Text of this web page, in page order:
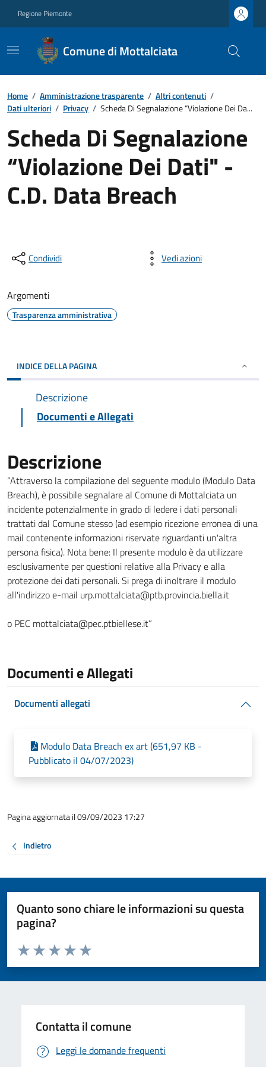
Regione Piemonte
Comune di Mottalciata
Home / Amministrazione trasparente / Altri contenuti /
Dati ulteriori / Privacy / Scheda Di Segnalazione “Violazione Dei Da...
Scheda Di Segnalazione
“Violazione Dei Dati" -
C.D. Data Breach
Condividi Vedi azioni
Argomenti
Trasparenza amministrativa
INDICE DELLA PAGINA
Descrizione
Documenti e Allegati
Descrizione
“Attraverso la compilazione del seguente modulo (Modulo Data
Breach), è possibile segnalare al Comune di Mottalciata un
incidente potenzialmente in grado di ledere i dati personali
trattati dal Comune stesso (ad esempio ricezione erronea di una
mail contenente informazioni riservate riguardanti un'altra
persona fisica). Nota bene: Il presente modulo è da utilizzare
esclusivamente per questioni relative alla Privacy e alla
protezione dei dati personali. Si prega di inoltrare il modulo
all'indirizzo e-mail urp.mottalciata@ptb.provincia.biella.it
o PEC mottalciata@pec.ptbiellese.it”
Documenti e Allegati
Documenti allegati
Modulo Data Breach ex art (651,97 KB -
Pubblicato il 04/07/2023)
Pagina aggiornata il 09/09/2023 17:27
Indietro
Quanto sono chiare le informazioni su questa
pagina?
Valuta da 1 a 5 stelle la pagina
Valuta 5 stelle su 5
Valuta 4 stelle su 5
Valuta 3 stelle su 5
Valuta 2 stelle su 5
Valuta 1 stelle su 5
Contatta il comune
Leggi le domande frequenti